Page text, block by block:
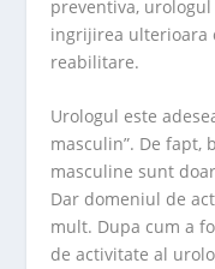
preventiva,
ingrijirea ulterioara
reabilitare.
Urologul este
masculin”. De fapt,
masculine sunt
Dar domeniul de
mult. Dupa cum a
de activitate al